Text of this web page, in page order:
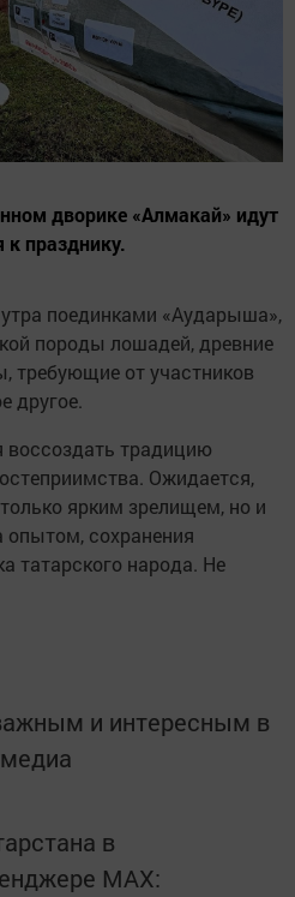
дворике «Алмакай» идут
к празднику.
поединками «Аударыша»,
породы лошадей, древние
требующие от участников
другое.
воссоздать традицию
Ожидается,
ярким зрелищем, но и
сохранения
татарского народа. Не
и интересным в
в
MАХ: